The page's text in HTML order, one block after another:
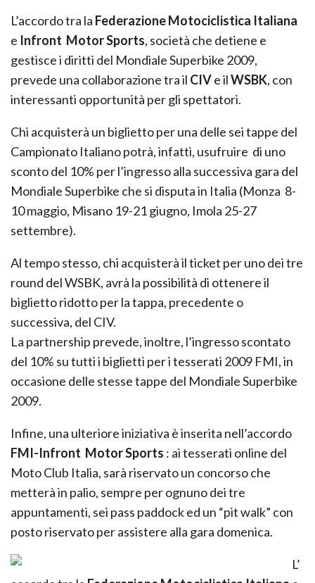
L’accordo tra la Federazione Motociclistica Italiana
e Infront Motor Sports, società che detiene e
gestisce i diritti del Mondiale Superbike 2009,
prevede una collaborazione tra il CIVe ilWSBK, con
interessanti opportunità per gli spettatori.
Chi acquisterà un biglietto per una delle sei tappe del
Campionato Italiano potrà, infatti, usufruire di uno
sconto del 10% per l’ingresso alla successiva gara del
Mondiale Superbike che si disputa in Italia (Monza 8-
10 maggio, Misano 19-21 giugno, Imola 25-27
settembre).
Al tempo stesso, chi acquisterà il ticket per uno dei tre
round del WSBK, avrà la possibilità di ottenere il
biglietto ridotto per la tappa, precedente o
successiva, del CIV.
La partnership prevede, inoltre, l’ingresso scontato
del 10% su tutti i biglietti per i tesserati 2009 FMI, in
occasione delle stesse tappe del Mondiale Superbike
2009.
Infine, una ulteriore iniziativa è inserita nell’accordo
FMI-Infront Motor Sports : ai tesserati online del
Moto Club Italia, sarà riservato un concorso che
metterà in palio, sempre per ognuno dei tre
appuntamenti, sei pass paddock ed un “pit walk” con
posto riservato per assistere alla gara domenica.
L’